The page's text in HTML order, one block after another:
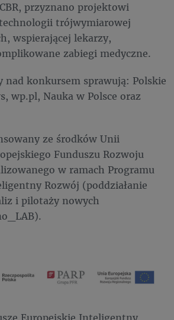
przyznano projektowi
trójwymiarowej
wspierającej lekarzy,
zabiegi medyczne.
nad konkursem sprawują: Polskie
wp.pl, Nauka w Polsce oraz
ze środków Unii
Funduszu Rozwoju
w ramach Programu
Rozwój (poddziałanie
i pilotaży nowych